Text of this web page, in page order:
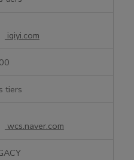
iqiyi.com
tiers
wcs.naver.com